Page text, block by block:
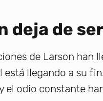
deja de
de Larson han
está llegando a su
el odio constante